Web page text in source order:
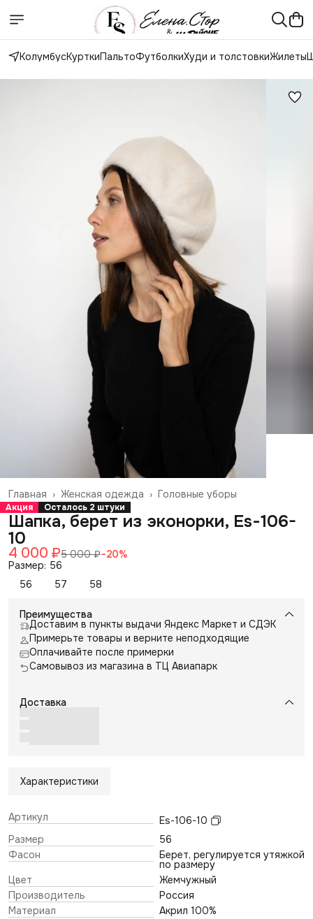
КолумбусКурткиПальтоФутболкиХуди и толстовкиЖилеты
Головные уборы
Женская одежда ›
Главная ›
Акция Осталось 2 штуки
Шапка, берет из эконорки, Es-106-
10
4 000 ₽5 000 ₽−20%
Размер: 56
56
57 58
Преимущества
Доставим в пункты выдачи Яндекс Маркет и СДЭК
Примерьте товары и верните неподходящие
Оплачивайте после примерки
Самовывоз из магазина в ТЦ Авиапарк
Доставка
Характеристики
Артикул
Es-106-10
Размер
56
Фасон
Берет, регулируется утяжкой
по размеру
Цвет
Жемчужный
Производитель
Россия
Материал
Акрил 100%